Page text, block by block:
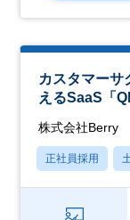
カスタマーサ
えるSaaS「
株式会社Berry
正社員採用